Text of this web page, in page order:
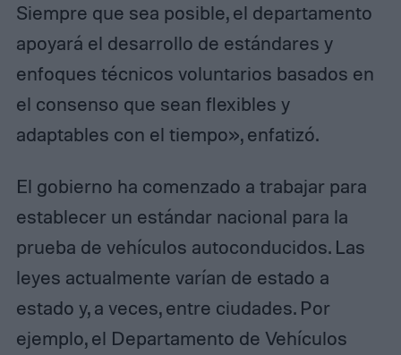
Siempre que sea posible, el departamento
apoyará el desarrollo de estándares y
enfoques técnicos voluntarios basados ​​en
el consenso que sean flexibles y
adaptables con el tiempo», enfatizó.
El gobierno ha comenzado a trabajar para
establecer un estándar nacional para la
prueba de vehículos autoconducidos. Las
leyes actualmente varían de estado a
estado y, a veces, entre ciudades. Por
ejemplo, el Departamento de Vehículos